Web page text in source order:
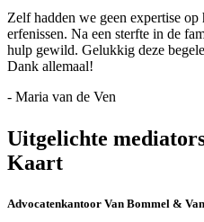
Zelf hadden we geen expertise
erfenissen. Na een sterfte in de
hulp gewild. Gelukkig deze
Dank allemaal!
- Maria van de Ven
Uitgelichte
Kaart
Advocatenkantoor Van Bommel &